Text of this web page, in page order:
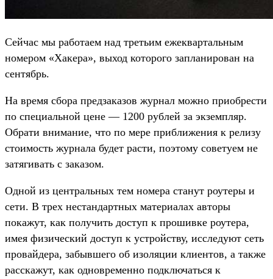
Сейчас мы работаем над третьим ежеквартальным
номером «Хакера», выход которого запланирован на
сентябрь.
На время сбора предзаказов журнал можно приобрести
по специальной цене — 1200 рублей за экземпляр.
Обрати внимание, что по мере приближения к релизу
стоимость журнала будет расти, поэтому советуем не
затягивать с заказом.
Одной из центральных тем номера станут роутеры и
сети. В трех нестандартных материалах авторы
покажут, как получить доступ к прошивке роутера,
имея физический доступ к устройству, исследуют сеть
провайдера, забывшего об изоляции клиентов, а также
расскажут, как одновременно подключаться к